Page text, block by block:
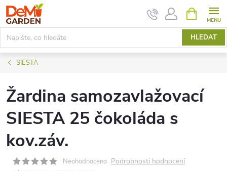
Přejít
na
obsah
HLEDAT
NÁKUPNÍ
KOŠÍK
SIESTA
Žardina samozavlažovací
SIESTA 25 čokoláda s
kov.záv.
Neohodnoceno Podrobnosti hodnocení